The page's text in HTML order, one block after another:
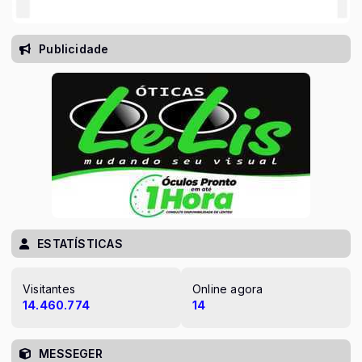
Publicidade
ESTATÍSTICAS
Visitantes
14.460.774
Online agora
14
MESSEGER